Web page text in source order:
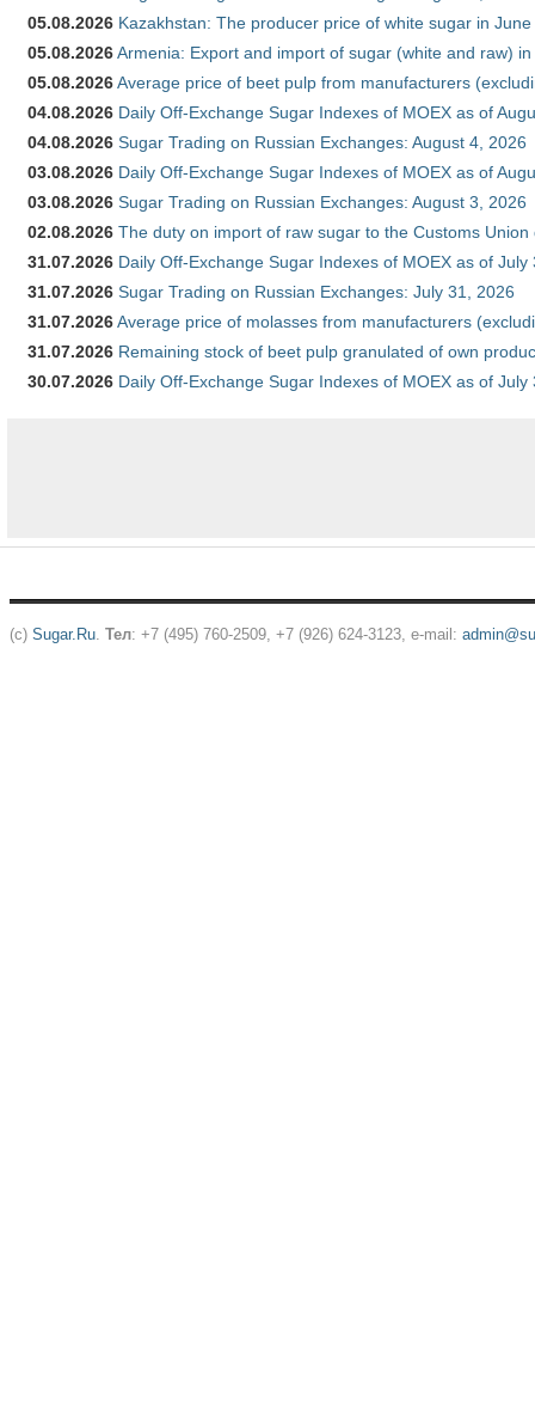
05.08.2026 Kazakhstan: The producer price of white sugar in
05.08.2026Armenia: Export and import of sugar (white and raw)
05.08.2026Average price of beet pulp from manufacturers
04.08.2026 Daily Off-Exchange Sugar Indexes of MOEX as of
04.08.2026 Sugar Trading on Russian Exchanges: August 4, 2026
03.08.2026 Daily Off-Exchange Sugar Indexes of MOEX as of
03.08.2026 Sugar Trading on Russian Exchanges: August 3, 2026
02.08.2026 The duty on import of raw sugar to the Customs
31.07.2026 Daily Off-Exchange Sugar Indexes of MOEX as of July
31.07.2026 Sugar Trading on Russian Exchanges: July 31, 2026
31.07.2026Average price of molasses from manufacturers
31.07.2026 Remaining stock of beet pulp granulated of own
30.07.2026 Daily Off-Exchange Sugar Indexes of MOEX as of July
(c) Sugar.Ru. Тел: +7 (495) 760-2509, +7 (926) 624-3123, e-mail: